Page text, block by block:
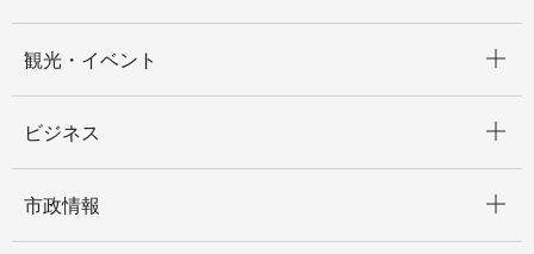
観光・イベント
ビジネス
市政情報